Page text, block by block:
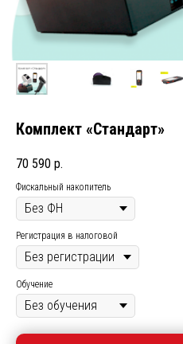
Комплект «Стандарт»
70 590 р.
Фискальный накопитель
Регистрация в налоговой
Обучение